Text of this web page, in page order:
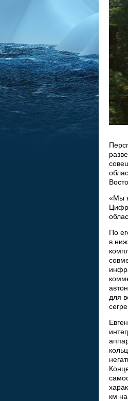
«Мы
По
в
для
км